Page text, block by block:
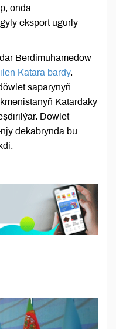
onda
eksport ugurly
Berdimuhamedow
Katara bardy.
saparynyň
Katardaky
Döwlet
dekabrynda bu